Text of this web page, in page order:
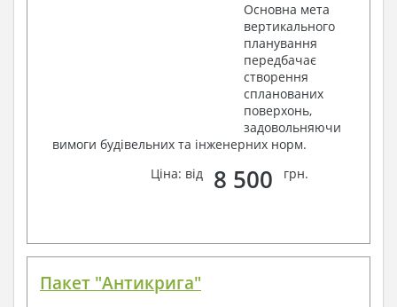
Основна мета
вертикального
планування
передбачає
створення
спланованих
поверхонь,
задовольняючи
вимоги будівельних та інженерних норм.
Ціна: від
8 500 грн.
Пакет "Антикрига"